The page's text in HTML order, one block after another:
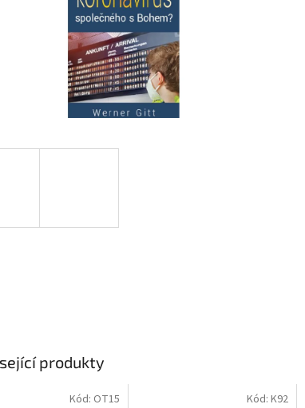
produkty
Kód: OT15 Kód: K92